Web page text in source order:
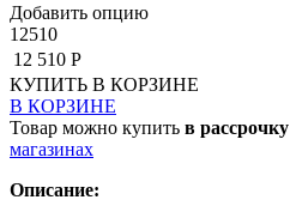
Добавить опцию
12510
12 510 Р
КУПИТЬ В КОРЗИНЕ
В КОРЗИНЕ
Товар можно купить в рассрочку
магазинах
Описание: